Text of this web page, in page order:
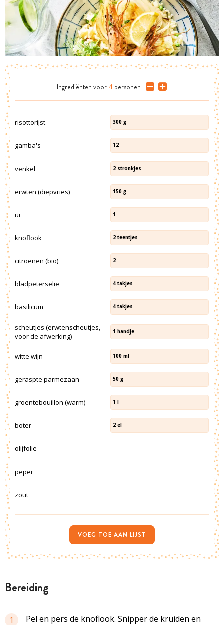
bereiding
1
Pel en pers de knoflook. Snipper de kruiden en
Ingrediënten voor 4 personen
risottorijst 300 g
gamba's 12
venkel 2 stronkjes
erwten (diepvries) 150 g
ui 1
knoflook 2 teentjes
citroenen (bio) 2
bladpeterselie 4 takjes
basilicum 4 takjes
scheutjes (erwtenscheutjes,
voor de afwerking)
1 handje
witte wijn 100 ml
geraspte parmezaan 50 g
groentebouillon (warm) 1 l
boter 2 el
olijfolie
peper
zout
VOEG TOE AAN LIJST